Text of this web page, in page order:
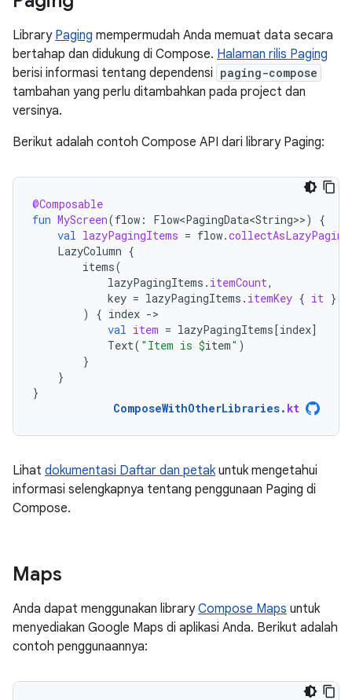
Library Paging mempermudah Anda memuat data secara
bertahap dan didukung di Compose. Halaman rilis Paging
berisi informasi tentang dependensi paging-compose
tambahan yang perlu ditambahkan pada project dan
versinya.
Berikut adalah contoh Compose API dari library Paging:
@Composable
fun MyScreen(flow : Flow<PagingData<String>>)
{
val lazyPagingItems = flow.
LazyColumn {
items(
lazyPagingItems . itemCount,
key = lazyPagingItems . itemKey { it }
)
{ index -
val item = lazyPagingItems[index]
Text( "Item is $item" )
}
}
}
ComposeWithOtherLibraries. kt
Lihat dokumentasi Daftar dan petakuntuk mengetahui
informasi selengkapnya tentang penggunaan Paging di
Compose.
Maps
Anda dapat menggunakan libraryCompose Maps untuk
menyediakan Google Maps di aplikasi Anda. Berikut adalah
contoh penggunaannya: